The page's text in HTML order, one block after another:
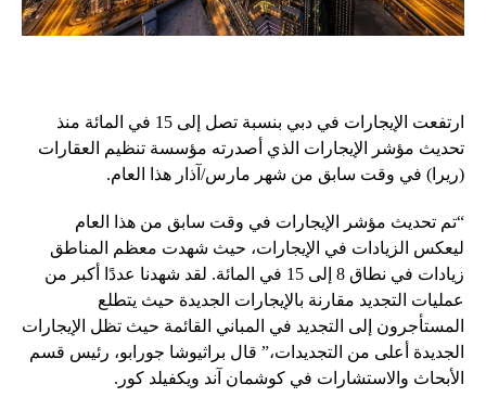
ارتفعت الإيجارات في دبي بنسبة تصل إلى 15 في المائة منذ
تحديث مؤشر الإيجارات الذي أصدرته مؤسسة تنظيم العقارات
(ريرا) في وقت سابق من شهر مارس/آذار هذا العام.
“تم تحديث مؤشر الإيجارات في وقت سابق من هذا العام
ليعكس الزيادات في الإيجارات، حيث شهدت معظم المناطق
زيادات في نطاق 8 إلى 15 في المائة. لقد شهدنا عددًا أكبر من
عمليات التجديد مقارنة بالإيجارات الجديدة حيث يتطلع
المستأجرون إلى التجديد في المباني القائمة حيث تظل الإيجارات
الجديدة أعلى من التجديدات،” قال براثيوشا جورابو، رئيس قسم
الأبحاث والاستشارات في كوشمان آند ويكفيلد كور.